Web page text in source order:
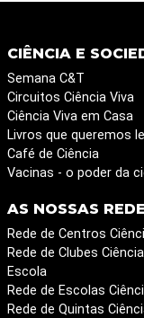
CIÊNCIA E
Semana C&T
Circuitos Ciência Viva
Ciência Viva em Casa
Livros que queremos
Café de Ciência
Vacinas - o poder da
AS NOSSAS
Rede de Centros
Rede de Clubes
Escola
Rede de Escolas
Rede de Quintas